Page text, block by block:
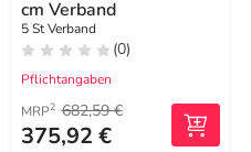
cm Verband
5 St Verband
(0)
Pflichtangaben
MRP2 682,59 €
375,92 €